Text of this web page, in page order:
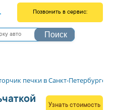
Позвонить в сервис:
Снятие / Установка
Литовская, 16В
Екатерининский пр-т, 5
+7 812 566-00-47
Поиск
печки в Санкт-Петербурге
Узнать стоимость